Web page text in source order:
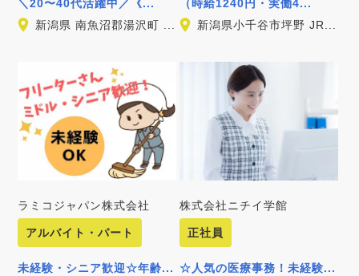
＼20〜40代活躍中／《...
新潟県 南魚沼郡湯沢町 ...
（時給1240円・実働4...
新潟県小千谷市坪野 JR...
ラミコジャパン株式会社
アルバイト・パート
未経験・シニア歓迎☆年齢...
株式会社ニチイ学館
正社員
☆人気の医療事務！未経験...